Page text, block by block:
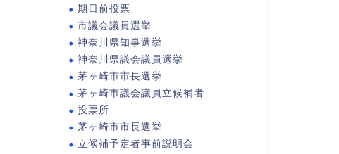
期日前投票
市議会議員選挙
神奈川県知事選挙
神奈川県議会議員選挙
茅ヶ崎市市長選挙
茅ヶ崎市議会議員立候補者
投票所
茅ヶ崎市市長選挙
立候補予定者事前説明会